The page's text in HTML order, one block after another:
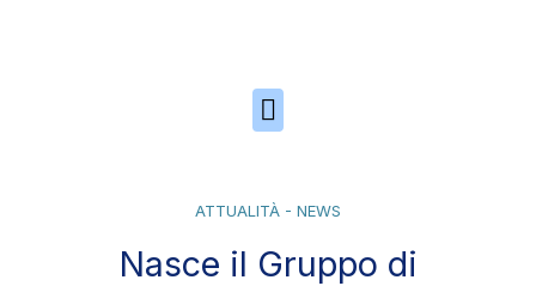
ATTUALITÀ - NEWS
Nasce il Gruppo di